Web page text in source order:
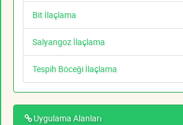
Bit İlaçlama
Salyangoz İlaçlama
Tespih Böceği İlaçlama
Uygulama Alanları